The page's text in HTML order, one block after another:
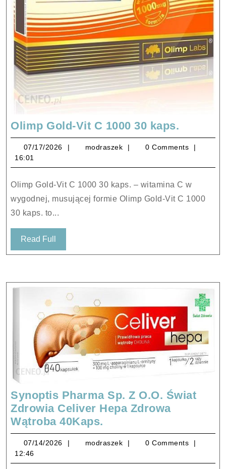
Olimp Gold-Vit C 1000 30 kaps.
Gold-
Vit
C
30
kaps.
07/17/2026 07/17/2026
modraszek modraszek
0 Comments
16:01
Olimp Gold-Vit C 1000 30 kaps. – witamina C w
wygodnej, musującej formie Olimp Gold-Vit C 1000
30 kaps. to...
Read Full
Full
Synoptis Pharma Sp. Z O.O. Świat
Zdrowia Celiver Hepa Zdrowa
Wątroba 40Kaps.
Pharma
Sp.
Z
07/14/2026 07/14/2026
modraszek modraszek
0 Comments
12:46